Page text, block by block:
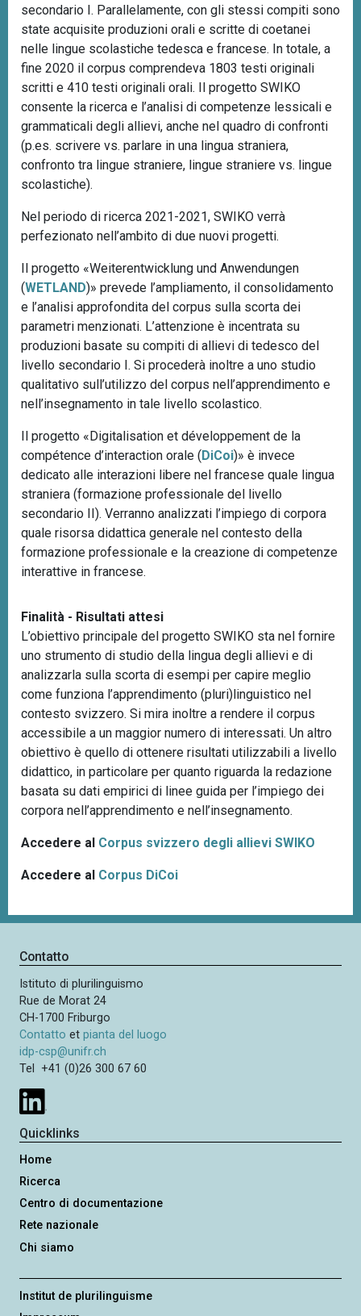
secondario I. Parallelamente, con gli stessi compiti sono
state acquisite produzioni orali e scritte di coetanei
nelle lingue scolastiche tedesca e francese. In totale, a
fine 2020 il corpus comprendeva 1803 testi originali
scritti e 410 testi originali orali. Il progetto SWIKO
consente la ricerca e l’analisi di competenze lessicali e
grammaticali degli allievi, anche nel quadro di confronti
(p.es. scrivere vs. parlare in una lingua straniera,
confronto tra lingue straniere, lingue straniere vs. lingue
scolastiche).
Nel periodo di ricerca 2021-2021, SWIKO verrà
perfezionato nell’ambito di due nuovi progetti.
Il progetto «Weiterentwicklung und Anwendungen
(WETLAND)» prevede l’ampliamento, il consolidamento
e l’analisi approfondita del corpus sulla scorta dei
parametri menzionati. L’attenzione è incentrata su
produzioni basate su compiti di allievi di tedesco del
livello secondario I. Si procederà inoltre a uno studio
qualitativo sull’utilizzo del corpus nell’apprendimento e
nell’insegnamento in tale livello scolastico.
Il progetto «Digitalisation et développement de la
compétence d’interaction orale ( DiCoi)» è invece
dedicato alle interazioni libere nel francese quale lingua
straniera (formazione professionale del livello
secondario II). Verranno analizzati l’impiego di corpora
quale risorsa didattica generale nel contesto della
formazione professionale e la creazione di competenze
interattive in francese.
Finalità - Risultati attesi
L’obiettivo principale del progetto SWIKO sta nel fornire
uno strumento di studio della lingua degli allievi e di
analizzarla sulla scorta di esempi per capire meglio
come funziona l’apprendimento (pluri)linguistico nel
contesto svizzero. Si mira inoltre a rendere il corpus
accessibile a un maggior numero di interessati. Un altro
obiettivo è quello di ottenere risultati utilizzabili a livello
didattico, in particolare per quanto riguarda la redazione
basata su dati empirici di linee guida per l’impiego dei
corpora nell’apprendimento e nell’insegnamento.
Accedere al Corpus svizzero degli allievi SWIKO
Accedere al Corpus DiCoi
Contatto
Istituto di plurilinguismo
Rue de Morat 24
CH-1700 Friburgo
Contatto etpianta del luogo
idp-csp@unifr.ch
Tel +41 (0)26 300 67 60
Quicklinks
Home
Ricerca
Centro di documentazione
Rete nazionale
Chi siamo
Institut de plurilinguisme